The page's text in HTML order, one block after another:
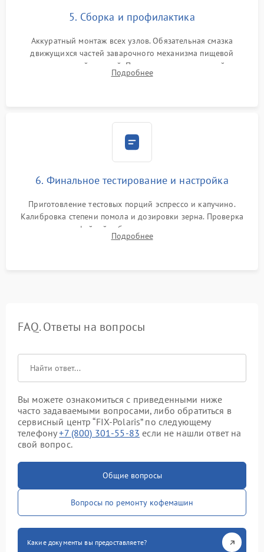
5. Сборка и профилактика
Аккуратный монтаж всех узлов. Обязательная смазка
движущихся частей заварочного механизма пищевой
силиконовой смазкой. Проведение программной
декальцинации и очистки системы от кофейных масел.
Подробнее
6. Финальное тестирование и настройка
Приготовление тестовых порций эспрессо и капучино.
Калибровка степени помола и дозировки зерна. Проверка
плотности кофейной таблетки, температуры напитка и
качества молочной пены. Контроль отсутствия посторонних
Подробнее
FAQ. Ответы на вопросы
Вы можете ознакомиться с приведенными ниже
часто задаваемыми вопросами, либо обратиться в
сервисный центр “FIX-Polaris” по следующему
телефону+7 (800) 301-55-83 если не нашли ответ на
свой вопрос.
Общие вопросы
Вопросы по ремонту кофемашин
Какие документы вы предоставляете?